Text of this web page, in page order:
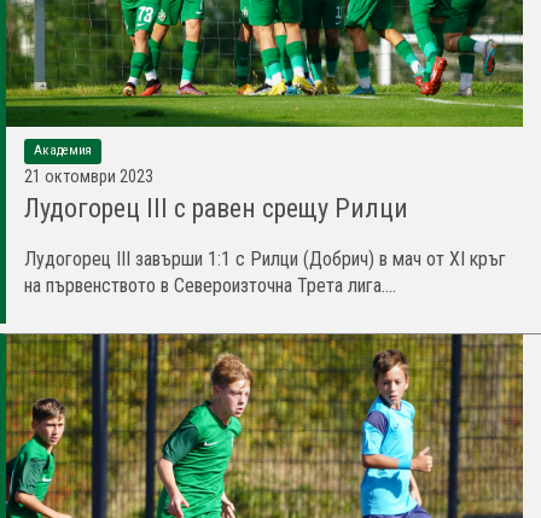
Академия
21 октомври 2023
Лудогорец III с равен срещу Рилци
Лудогорец III завърши 1:1 с Рилци (Добрич) в мач от XI кръг
на първенството в Североизточна Трета лига....